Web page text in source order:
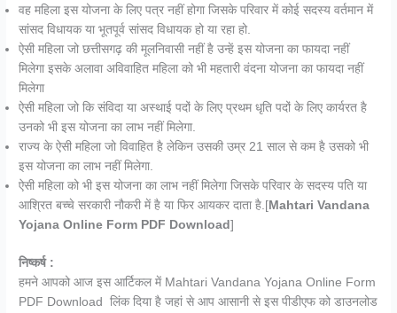
वह महिला इस योजना के लिए पत्र नहीं होगा जिसके परिवार में कोई सदस्य वर्तमान में
सांसद विधायक या भूतपूर्व सांसद विधायक हो या रहा हो.
ऐसी महिला जो छत्तीसगढ़ की मूलनिवासी नहीं है उन्हें इस योजना का फायदा नहीं
मिलेगा इसके अलावा अविवाहित महिला को भी महतारी वंदना योजना का फायदा नहीं
मिलेगा
ऐसी महिला जो कि संविदा या अस्थाई पदों के लिए प्रथम धृति पदों के लिए कार्यरत है
उनको भी इस योजना का लाभ नहीं मिलेगा.
राज्य के ऐसी महिला जो विवाहित है लेकिन उसकी उम्र 21 साल से कम है उसको भी
इस योजना का लाभ नहीं मिलेगा.
ऐसी महिला को भी इस योजना का लाभ नहीं मिलेगा जिसके परिवार के सदस्य पति या
आश्रित बच्चे सरकारी नौकरी में है या फिर आयकर दाता है.[Mahtari Vandana
Yojana Online Form PDF Download]
निष्कर्ष :
हमने आपको आज इस आर्टिकल में Mahtari Vandana Yojana Online Form
PDF Download लिंक दिया है जहां से आप आसानी से इस पीडीएफ को डाउनलोड